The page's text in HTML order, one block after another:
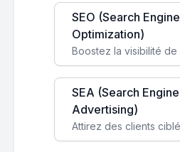
SEO (Search Engine
Optimization)
SEA (Search Engine
Advertising)